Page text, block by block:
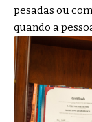
pesadas ou
quando a